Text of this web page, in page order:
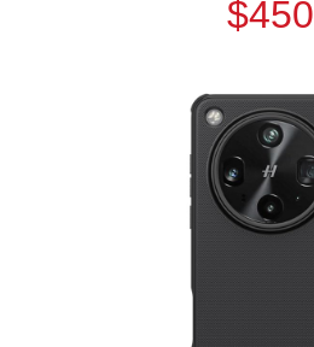
$450